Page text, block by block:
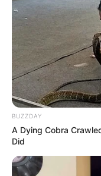
BUZZDAY
A Dying Cobra
Did